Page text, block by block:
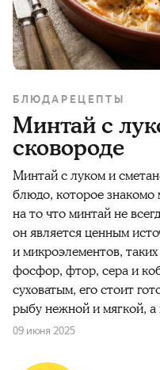
БЛЮДА РЕЦЕПТЫ
Минтай с
сковороде
Минтай с луком и
блюдо, которое знакомо
на то что минтай не
он является ценным
и микроэлементов,
фосфор, фтор, сера и
суховатым, его стоит
рыбу нежной и мягкой,
09 июня 2025